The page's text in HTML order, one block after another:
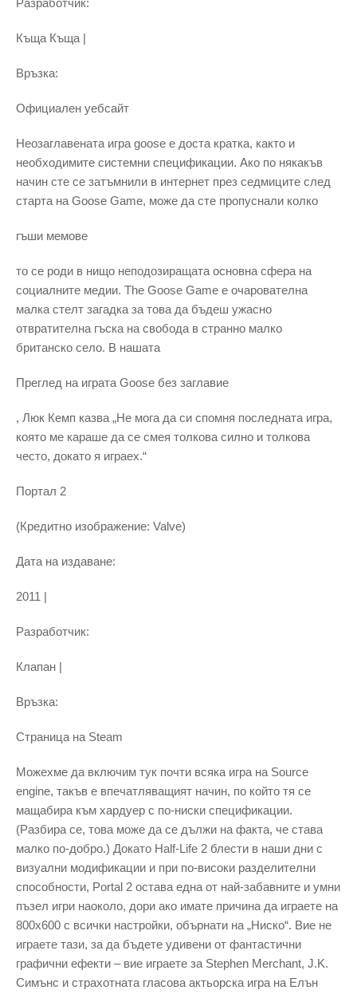
Разработчик:
Къща Къща |
Връзка:
Официален уебсайт
Неозаглавената игра goose е доста кратка, както и
необходимите системни спецификации. Ако по някакъв
начин сте се затъмнили в интернет през седмиците след
старта на Goose Game, може да сте пропуснали колко
гъши мемове
то се роди в нищо неподозиращата основна сфера на
социалните медии. The Goose Game е очарователна
малка стелт загадка за това да бъдеш ужасно
отвратителна гъска на свобода в странно малко
британско село. В нашата
Преглед на играта Goose без заглавие
, Люк Кемп казва „Не мога да си спомня последната игра,
която ме караше да се смея толкова силно и толкова
често, докато я играех.“
Портал 2
(Кредитно изображение: Valve)
Дата на издаване:
2011 |
Разработчик:
Клапан |
Връзка:
Страница на Steam
Можехме да включим тук почти всяка игра на Source
engine, такъв е впечатляващият начин, по който тя се
мащабира към хардуер с по-ниски спецификации.
(Разбира се, това може да се дължи на факта, че става
малко по-добро.) Докато Half-Life 2 блести в наши дни с
визуални модификации и при по-високи разделителни
способности, Portal 2 остава една от най-забавните и умни
пъзел игри наоколо, дори ако имате причина да играете на
800x600 с всички настройки, обърнати на „Ниско“. Вие не
играете тази, за да бъдете удивени от фантастични
графични ефекти – вие играете за Stephen Merchant, J.K.
Симънс и страхотната гласова актьорска игра на Елън